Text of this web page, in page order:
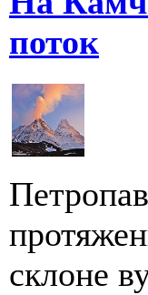
поток
склоне